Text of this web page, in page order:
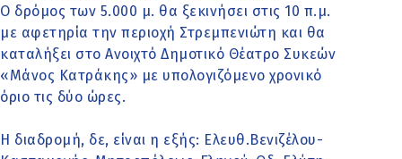
Ο δρόμος των 5.000 μ. θα ξεκινήσει στις 10 π.μ.
με αφετηρία την περιοχή Στρεμπενιώτη και θα
καταλήξει στο Ανοιχτό Δημοτικό Θέατρο Συκεών
«Μάνος Κατράκης» με υπολογιζόμενο χρονικό
όριο τις δύο ώρες.
Η διαδρομή, δε, είναι η εξής: Ελευθ.Βενιζέλου-